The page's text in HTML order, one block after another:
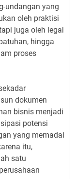
undangan yang
oleh praktisi
juga oleh legal
hingga
proses
dokumen
bisnis menjadi
potensi
yang memadai
itu,
satu